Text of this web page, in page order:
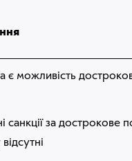
є можливість
санкції за дострокове